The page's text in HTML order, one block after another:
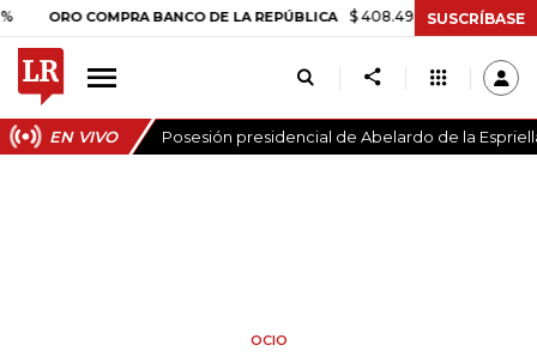
COMPRA BANCO DE LA REPÚBLICA $ 408.498,97 +$ 8.753,81 +2,19%
SUSCRÍBASE
EN VIVO Posesión presidencial de Abelardo de la
OCIO